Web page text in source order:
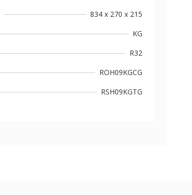
834 x 270 x 215
KG
R32
ROH09KGCG
RSH09KGTG